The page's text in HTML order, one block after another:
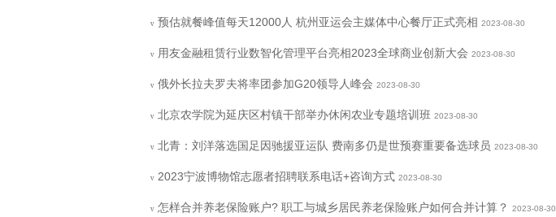
v 预估就餐峰值每天12000人 杭州亚运会主媒体中心餐厅正式亮相 2023-08-30
v 用友金融租赁行业数智化管理平台亮相2023全球商业创新大会 2023-08-30
v 俄外长拉夫罗夫将率团参加G20领导人峰会 2023-08-30
v 北京农学院为延庆区村镇干部举办休闲农业专题培训班 2023-08-30
v 北青：刘洋落选国足因驰援亚运队 费南多仍是世预赛重要备选球员 2023-08-30
v 2023宁波博物馆志愿者招聘联系电话+咨询方式 2023-08-30
v 怎样合并养老保险账户? 职工与城乡居民养老保险账户如何合并计算？ 2023-08-30